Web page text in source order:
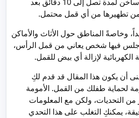
من تطهيرها من أي قمل محتمل.
وخاصةً المناطق حول الأثاث والأماكن
جلس فيها شخص يعاني من قمل الرأس،
الكهربائية لإزالة أي بيض للقمل.
أن يكون هذا المقال قد قدم لكِ
لحماية طفلك من القمل. الأمومة
من التحديات، ولكن مع المعلومات
يمكنكِ التغلب على هذا التحدي